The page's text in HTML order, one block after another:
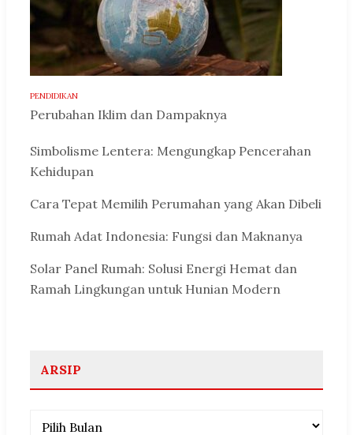
PENDIDIKAN
Perubahan Iklim dan Dampaknya
Simbolisme Lentera: Mengungkap Pencerahan
Kehidupan
Cara Tepat Memilih Perumahan yang Akan Dibeli
Rumah Adat Indonesia: Fungsi dan Maknanya
Solar Panel Rumah: Solusi Energi Hemat dan
Ramah Lingkungan untuk Hunian Modern
ARSIP
Arsip